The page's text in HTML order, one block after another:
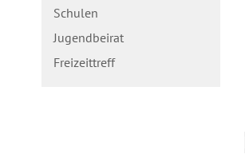
Schulen
Jugendbeirat
Freizeittreff